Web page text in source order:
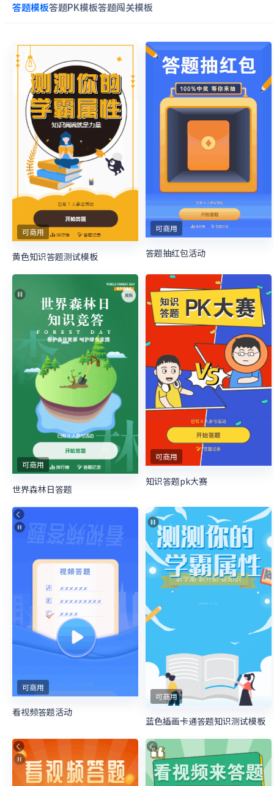
答题模板答题PK模板答题闯关模板
可商用
黄色知识答题测试模板
可商用
答题抽红包活动
可商用
世界森林日答题
可商用
知识答题pk大赛
可商用
看视频答题活动
可商用
蓝色插画卡通答题知识测试模板